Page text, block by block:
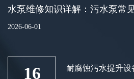
水泵维修知识详解：污水泵常
2026-06-01
16 耐腐蚀污水提升设